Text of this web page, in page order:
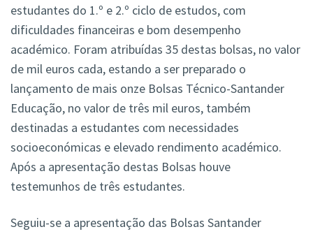
estudantes do 1.º e 2.º ciclo de estudos, com
dificuldades financeiras e bom desempenho
académico. Foram atribuídas 35 destas bolsas, no valor
de mil euros cada, estando a ser preparado o
lançamento de mais onze Bolsas Técnico-Santander
Educação, no valor de três mil euros, também
destinadas a estudantes com necessidades
socioeconómicas e elevado rendimento académico.
Após a apresentação destas Bolsas houve
testemunhos de três estudantes.
Seguiu-se a apresentação das Bolsas Santander